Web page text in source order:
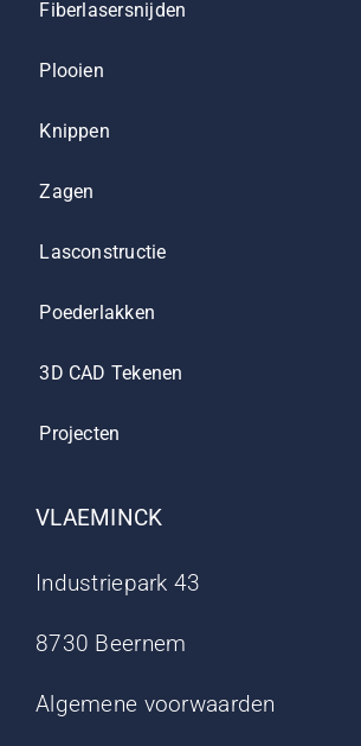
Fiberlasersnijden
Plooien
Knippen
Zagen
Lasconstructie
Poederlakken
3D CAD Tekenen
Projecten
VLAEMINCK
Industriepark 43
8730 Beernem
Algemene voorwaarden